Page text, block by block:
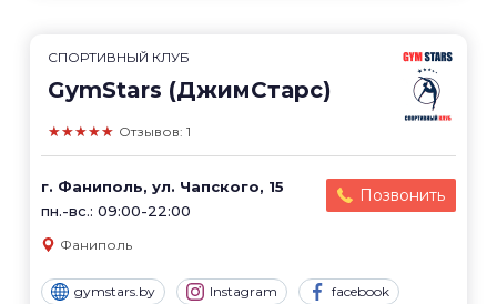
СПОРТИВНЫЙ КЛУБ
GymStars (ДжимСтарс)
★★★★★ Отзывов: 1
г. Фаниполь, ул. Чапского, 15
пн.-вс.: 09:00-22:00
Позвонить
Фаниполь
gymstars.by Instagram facebook